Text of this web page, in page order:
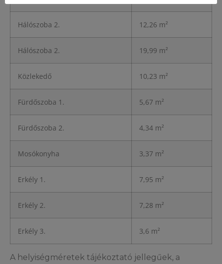
Hálószoba 2. 12,26 m²
Hálószoba 2. 19,99 m²
Közlekedő 10,23 m²
Fürdőszoba 1. 5,67 m²
Fürdőszoba 2. 4,34 m²
Mosókonyha 3,37 m²
Erkély 1. 7,95 m²
Erkély 2. 7,28 m²
Erkély 3. 3,6 m²
A helyiségméretek tájékoztató jellegűek, a